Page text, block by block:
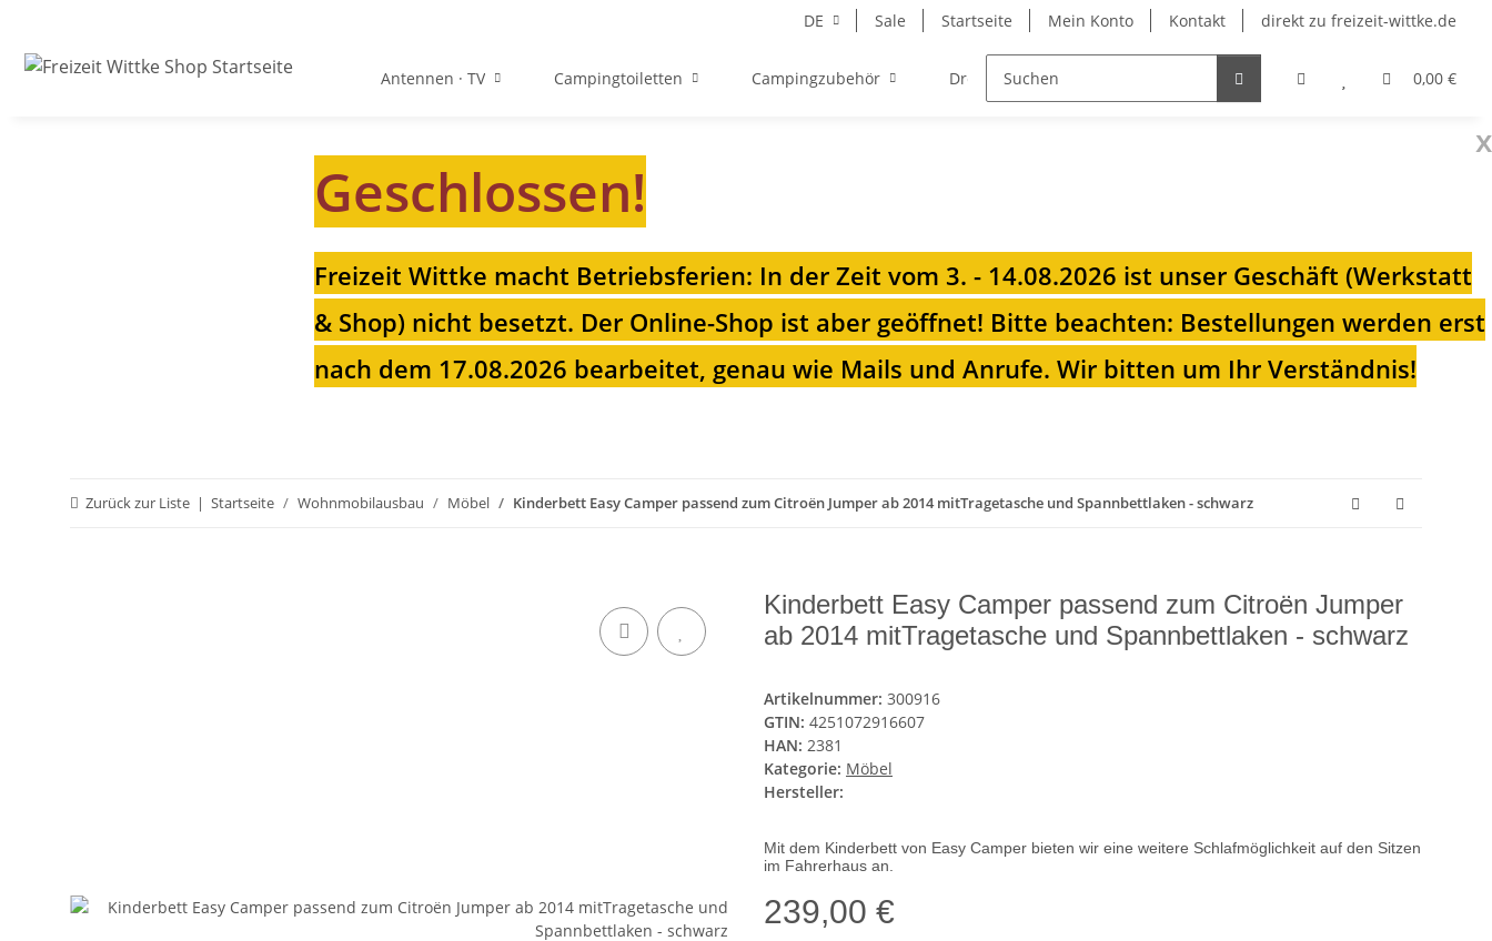
DE Sale Startseite Mein Konto Kontakt direkt zu freizeit-wittke.de
0,00 €
Antennen · TV Campingtoiletten Campingzubehör Drehkonsolen Heizungen für Ihren
x
Geschlossen!
Freizeit Wittke macht Betriebsferien: In der Zeit vom 3. - 14.08.2026 ist unser Geschäft (Werkstatt
& Shop) nicht besetzt. Der Online-Shop ist aber geöffnet! Bitte beachten: Bestellungen werden erst
nach dem 17.08.2026 bearbeitet, genau wie Mails und Anrufe. Wir bitten um Ihr Verständnis!
Zurück zur Liste Startseite Wohnmobilausbau Möbel Kinderbett Easy Camper passend zum Citroën Jumper ab 2014 mitTragetasche und Spannbettlaken - schwarz
Kinderbett Easy Camper passend zum Citroën Jumper
ab 2014 mitTragetasche und Spannbettlaken - schwarz
Artikelnummer: 300916
GTIN: 4251072916607
HAN: 2381
Kategorie: Möbel
Hersteller:
Mit dem Kinderbett von Easy Camper bieten wir eine weitere Schlafmöglichkeit auf den Sitzen
im Fahrerhaus an.
239,00 €